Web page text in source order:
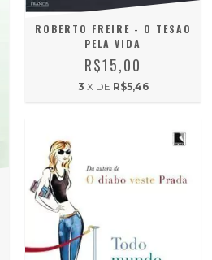
ROBERTO FREIRE - O TESAO
PELA VIDA
R$15,00
3 X DE R$5,46